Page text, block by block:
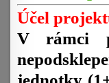
Účel
V rámci